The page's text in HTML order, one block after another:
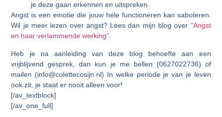
je deze gaan erkennen en uitspreken.
Angst is een emotie die jouw hele functioneren kan saboteren.
Wil je meer lezen over angst? Lees dan mijn blog over “Angst
en haar verlammende werking”.
Heb je na aanleiding van deze blog behoefte aan een
vrijblijvend gesprek, dan kun je me bellen (0627022736) of
mailen (info@colettecosijn.nl) In welke periode je van je leven
ook zit, je staat er nooit alleen voor!
[/av_textblock]
[/av_one_full]